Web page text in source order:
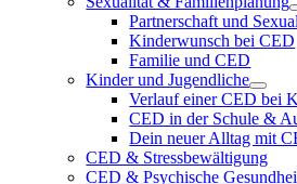
Partnerschaft und
Kinderwunsch bei CED
Familie und CED
Kinder und Jugendliche
Verlauf einer CED bei
CED in der Schule &
Dein neuer Alltag mit
CED & Stressbewältigung
CED & Psychische